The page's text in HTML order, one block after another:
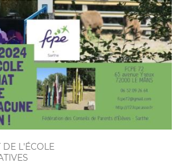
DE L'ÉCOLE